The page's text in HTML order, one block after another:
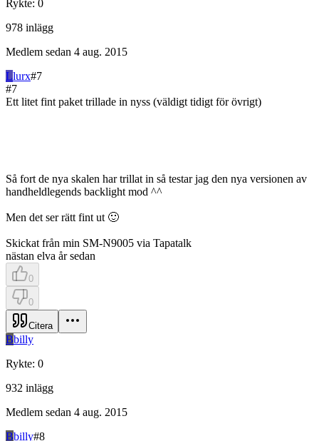
Rykte: 0
978 inlägg
Medlem sedan 4 aug. 2015
Llurx#7
#7
Ett litet fint paket trillade in nyss (väldigt tidigt för övrigt)
Så fort de nya skalen har trillat in så testar jag den nya versionen av
handheldlegends backlight mod ^^
Men det ser rätt fint ut 🙂
Skickat från min SM-N9005 via Tapatalk
nästan elva år sedan
0
0
Citera
Bbilly
Rykte: 0
932 inlägg
Medlem sedan 4 aug. 2015
Bbilly#8